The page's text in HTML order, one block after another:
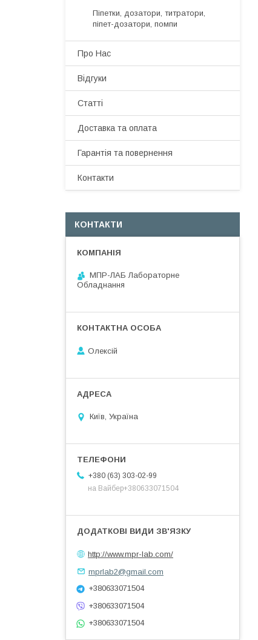
Піпетки, дозатори, титратори,
піпет-дозатори, помпи
Про Нас
Відгуки
Статті
Доставка та оплата
Гарантія та повернення
Контакти
КОНТАКТИ
МПР-ЛАБ Лабораторне
Обладнання
Олексій
Київ, Україна
+380 (63) 303-02-99
на Вайбер+380633071504
http://www.mpr-lab.com/
mprlab2@gmail.com
+380633071504
+380633071504
+380633071504